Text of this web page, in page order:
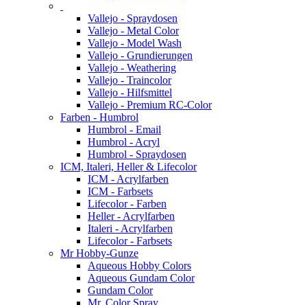
Vallejo - Spraydosen
Vallejo - Metal Color
Vallejo - Model Wash
Vallejo - Grundierungen
Vallejo - Weathering
Vallejo - Traincolor
Vallejo - Hilfsmittel
Vallejo - Premium RC-Color
Farben - Humbrol
Humbrol - Email
Humbrol - Acryl
Humbrol - Spraydosen
ICM, Italeri, Heller & Lifecolor
ICM - Acrylfarben
ICM - Farbsets
Lifecolor - Farben
Heller - Acrylfarben
Italeri - Acrylfarben
Lifecolor - Farbsets
Mr Hobby-Gunze
Aqueous Hobby Colors
Aqueous Gundam Color
Gundam Color
Mr. Color Spray